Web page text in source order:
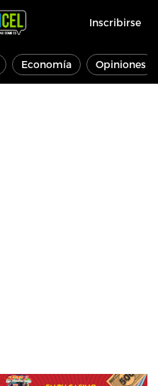
Inscribirse
Economía Opiniones